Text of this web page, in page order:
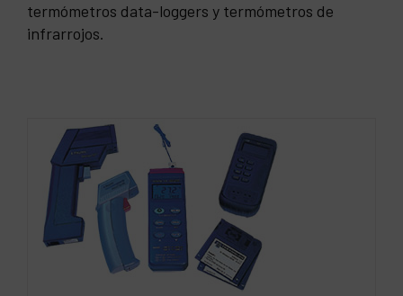
termómetros data-loggers y termómetros de
infrarrojos.
Equipos portátiles de medición y